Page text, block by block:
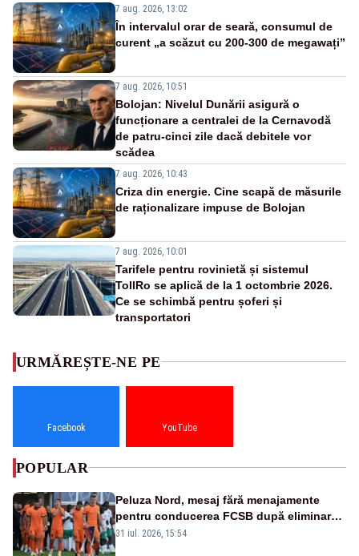
7 aug. 2026, 13:02
În intervalul orar de seară, consumul de
curent „a scăzut cu 200-300 de megawați”
7 aug. 2026, 10:51
Bolojan: Nivelul Dunării asigură o
funcționare a centralei de la Cernavodă
de patru-cinci zile dacă debitele vor
scădea
7 aug. 2026, 10:43
Criza din energie. Cine scapă de măsurile
de raționalizare impuse de Bolojan
7 aug. 2026, 10:01
Tarifele pentru rovinietă și sistemul
TollRo se aplică de la 1 octombrie 2026.
Ce se schimbă pentru șoferi și
transportatori
URMĂREȘTE-NE PE
Facebook YouTube
POPULAR
Peluza Nord, mesaj fără menajamente
pentru conducerea FCSB după eliminarea
rușinoasă din Conference League
31 iul. 2026, 15:54